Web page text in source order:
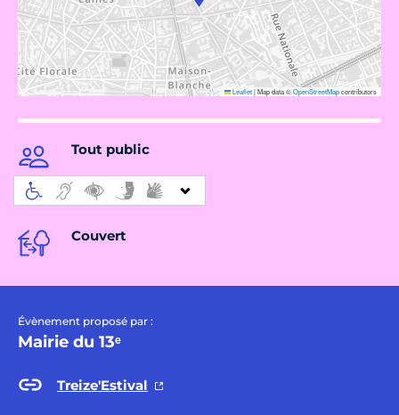
Leaflet|Map data ©OpenStreetMapcontributors
Tout public
Couvert
Évènement proposé par :
Mairie du 13ᵉ
Treize'Estival